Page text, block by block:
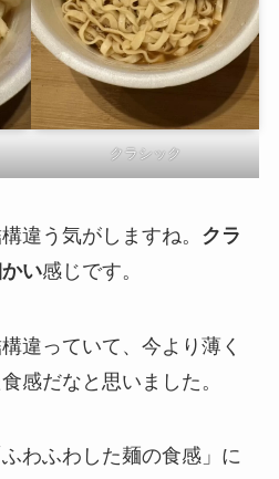
クラシック
違う気がしますね。 クラ
い感じです。
違っていて、今より薄く
感だなと思いました。
わふわした麺の食感」に